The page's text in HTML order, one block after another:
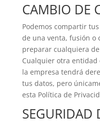
CAMBIO DE
Podemos compartir
de una venta, fusión o
preparar cualquiera
Cualquier otra
la empresa tendrá
tus datos, pero
esta Política de
SEGURIDAD